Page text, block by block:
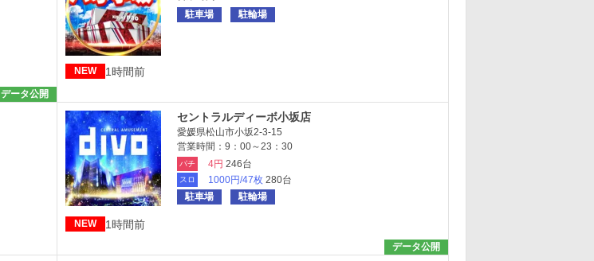
データ公開
駐車場
駐輪場
NEW 1時間前
セントラルディーボ小坂店
愛媛県松山市小坂2-3-15
営業時間：9：00～23：30
パチ 4円 246台
スロ 1000円/47枚 280台
駐車場
駐輪場
NEW 1時間前
データ公開